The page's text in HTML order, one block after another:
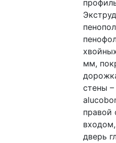
мм,
стены
правой
дверь